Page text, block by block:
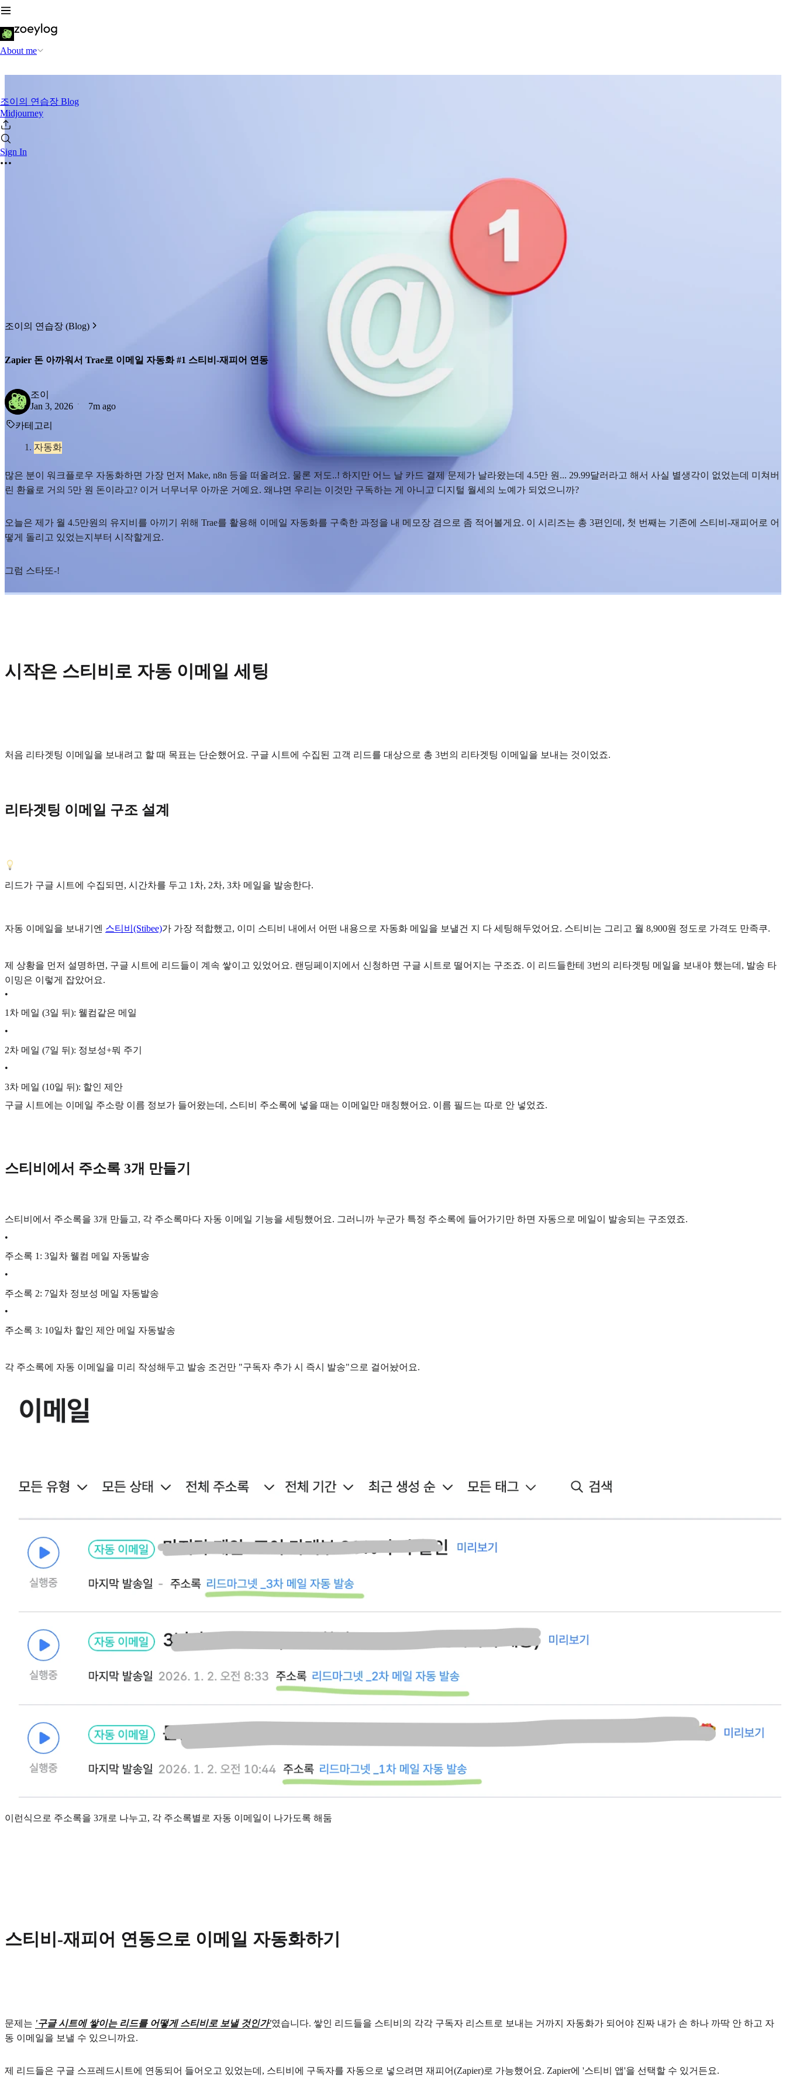
About me
조이의 연습장 Blog
Midjourney
Sign In
조이의 연습장 (Blog)
Zapier 돈 아까워서 Trae로 이메일 자동화 #1 스티비-재피어 연동
조이
Jan 3, 2026
7m ago
카테고리
자동화
많은 분이 워크플로우 자동화하면 가장 먼저 Make, n8n 등을 떠올려요. 물론 저도..! 하지만 어느 날 카드 결제 문제가 날라왔는데 4.5만 원... 29.99달러라고 해서 사실 별생각이 없었는데 미쳐버
린 환율로 거의 5만 원 돈이라고? 이거 너무너무 아까운 거예요. 왜냐면 우리는 이것만 구독하는 게 아니고 디지털 월세의 노예가 되었으니까?
오늘은 제가 월 4.5만원의 유지비를 아끼기 위해 Trae를 활용해 이메일 자동화를 구축한 과정을 내 메모장 겸으로 좀 적어볼게요. 이 시리즈는 총 3편인데, 첫 번째는 기존에 스티비-재피어로 어
떻게 돌리고 있었는지부터 시작할게요.
그럼 스타또-!
시작은 스티비로 자동 이메일 세팅
처음 리타겟팅 이메일을 보내려고 할 때 목표는 단순했어요. 구글 시트에 수집된 고객 리드를 대상으로 총 3번의 리타겟팅 이메일을 보내는 것이었죠.
리타겟팅 이메일 구조 설계
리드가 구글 시트에 수집되면, 시간차를 두고 1차, 2차, 3차 메일을 발송한다.
자동 이메일을 보내기엔 스티비(Stibee)가 가장 적합했고, 이미 스티비 내에서 어떤 내용으로 자동화 메일을 보낼건 지 다 세팅해두었어요. 스티비는 그리고 월 8,900원 정도로 가격도 만족쿠.
제 상황을 먼저 설명하면, 구글 시트에 리드들이 계속 쌓이고 있었어요. 랜딩페이지에서 신청하면 구글 시트로 떨어지는 구조죠. 이 리드들한테 3번의 리타겟팅 메일을 보내야 했는데, 발송 타
이밍은 이렇게 잡았어요.
•
1차 메일 (3일 뒤): 웰컴같은 메일
•
2차 메일 (7일 뒤): 정보성+뭐 주기
•
3차 메일 (10일 뒤): 할인 제안
구글 시트에는 이메일 주소랑 이름 정보가 들어왔는데, 스티비 주소록에 넣을 때는 이메일만 매칭했어요. 이름 필드는 따로 안 넣었죠.
스티비에서 주소록 3개 만들기
스티비에서 주소록을 3개 만들고, 각 주소록마다 자동 이메일 기능을 세팅했어요. 그러니까 누군가 특정 주소록에 들어가기만 하면 자동으로 메일이 발송되는 구조였죠.
•
주소록 1: 3일차 웰컴 메일 자동발송
•
주소록 2: 7일차 정보성 메일 자동발송
•
주소록 3: 10일차 할인 제안 메일 자동발송
각 주소록에 자동 이메일을 미리 작성해두고 발송 조건만 "구독자 추가 시 즉시 발송"으로 걸어놨어요.
이런식으로 주소록을 3개로 나누고, 각 주소록별로 자동 이메일이 나가도록 해둠
스티비-재피어 연동으로 이메일 자동화하기
문제는 '구글 시트에 쌓이는 리드를 어떻게 스티비로 보낼 것인가'였습니다. 쌓인 리드들을 스티비의 각각 구독자 리스트로 보내는 거까지 자동화가 되어야 진짜 내가 손 하나 까딱 안 하고 자
동 이메일을 보낼 수 있으니까요.
제 리드들은 구글 스프레드시트에 연동되어 들어오고 있었는데, 스티비에 구독자를 자동으로 넣으려면 재피어(Zapier)로 가능했어요. Zapier에 '스티비 앱'을 선택할 수 있거든요.